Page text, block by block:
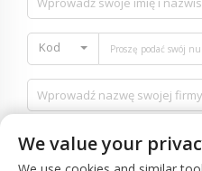
Kod
We value your